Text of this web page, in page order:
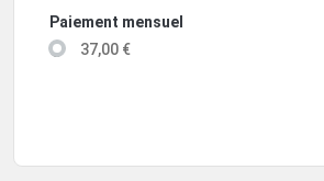
Paiement mensuel
37,00 €